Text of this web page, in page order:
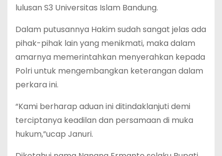
lulusan S3 Universitas Islam Bandung.
Dalam putusannya Hakim sudah sangat jelas ada
pihak-pihak lain yang menikmati, maka dalam
amarnya memerintahkan menyerahkan kepada
Polri untuk mengembangkan keterangan dalam
perkara ini.
“Kami berharap aduan ini ditindaklanjuti demi
terciptanya keadilan dan persamaan di muka
hukum,”ucap Januri.